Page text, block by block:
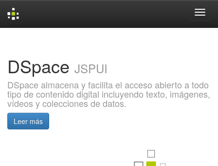
DSpace JSPUI
DSpace almacena y facilita el acceso abierto a todo
tipo de contenido digital incluyendo texto, imágenes,
vídeos y colecciones de datos.
Leer más